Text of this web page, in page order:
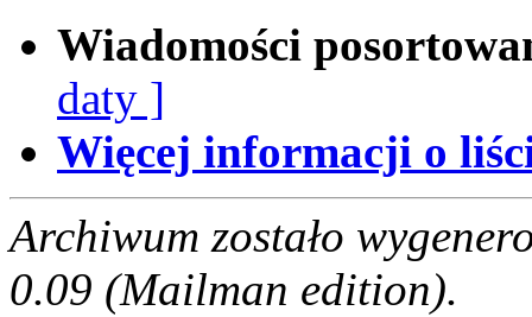
Wiadomości
daty ]
Więcej informacji o
Archiwum zostało
0.09 (Mailman edition).